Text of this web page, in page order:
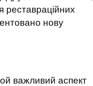
реставраційних
нову
важливий аспект